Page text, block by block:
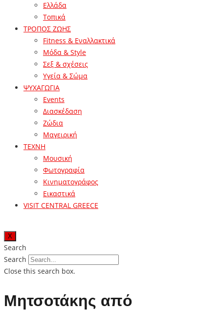
Ελλάδα
Τοπικά
ΤΡΟΠΟΣ ΖΩΗΣ
Fitness & Εναλλακτικά
Μόδα & Style
Σεξ & σχέσεις
Υγεία & Σώμα
ΨΥΧΑΓΩΓΙΑ
Events
Διασκέδαση
Ζώδια
Μαγειρική
ΤΕΧΝΗ
Μουσική
Φωτογραφία
Κινηματογράφος
Εικαστικά
VISIT CENTRAL GREECE
X
Search
Search
Close this search box.
Μητσοτάκης από